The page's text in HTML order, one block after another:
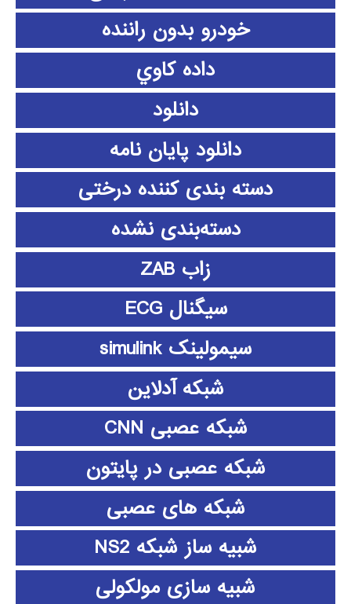
خودرو بدون راننده
داده كاوي
دانلود
دانلود پايان نامه
دسته بندی کننده درختی
دسته‌بندی نشده
زاب ZAB
سیگنال ECG
سیمولینک simulink
شبکه آدلاین
شبکه عصبی CNN
شبکه عصبی در پایتون
شبکه های عصبی
شبیه ساز شبکه NS2
شبیه سازی مولکولی